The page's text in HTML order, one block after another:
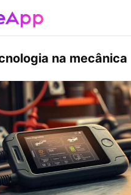
na mecânica